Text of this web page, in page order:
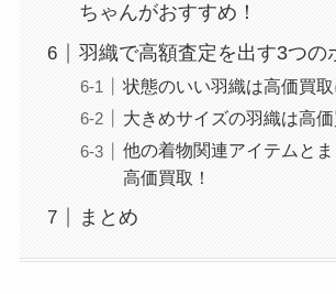
ちゃんがおすすめ！
羽織で高額査定を出す3つの
状態のいい羽織は高価買取
大きめサイズの羽織は高価
他の着物関連アイテムと
高価買取！
まとめ